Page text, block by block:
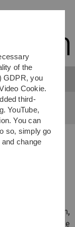
für
konkreten,
Themas die
of the
GDPR, you
Cookie.
third-
YouTube,
You can
so, simply go
change